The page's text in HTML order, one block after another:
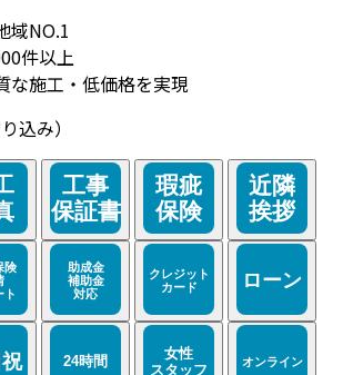
域NO.1
件以上
な施工・低価格を実現
込み）